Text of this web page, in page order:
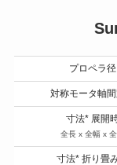
〒
プロペラ径
対称モータ軸
寸法* 展開
全長 x 全幅 x
寸法* 折り畳